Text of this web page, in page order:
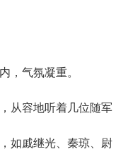
气氛凝重。
容地听着几位随军
如戚继光、秦琼、尉